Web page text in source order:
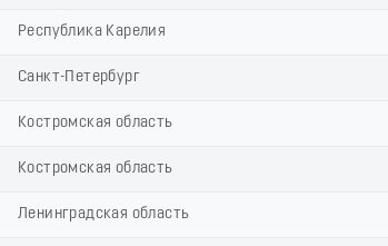
Республика Карелия
Санкт-Петербург
Костромская область
Костромская область
Ленинградская область